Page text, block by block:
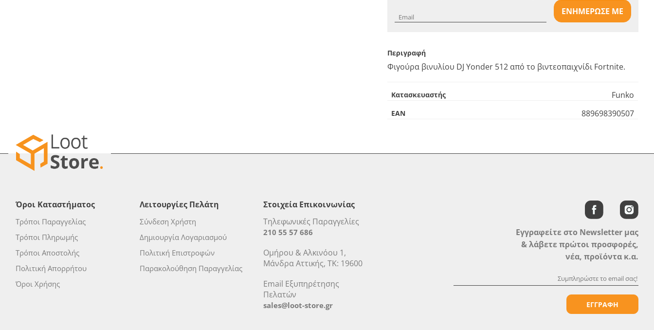
ΕΝΗΜΕΡΩΣΕ ΜΕ
Περιγραφή
Φιγούρα βινυλίου DJ Yonder 512 από το βιντεοπαιχνίδι Fortnite.
Κατασκευαστής Funko
EAN 889698390507
Όροι Καταστήματος
Τρόποι Παραγγελίας
Τρόποι Πληρωμής
Τρόποι Αποστολής
Πολιτική Απορρήτου
Όροι Χρήσης
Λειτουργίες Πελάτη
Σύνδεση Χρήστη
Δημιουργία Λογαριασμού
Πολιτική Επιστροφών
Παρακολούθηση Παραγγελίας
Στοιχεία Επικοινωνίας
Τηλεφωνικές Παραγγελίες
210 55 57 686
Ομήρου & Αλκινόου 1,
Μάνδρα Αττικής, ΤΚ: 19600
Email Εξυπηρέτησης
Πελατών
sales@loot-store.gr
Εγγραφείτε στο Newsletter μας
& λάβετε πρώτοι προσφορές,
νέα, προϊόντα κ.α.
ΕΓΓΡΑΦΗ